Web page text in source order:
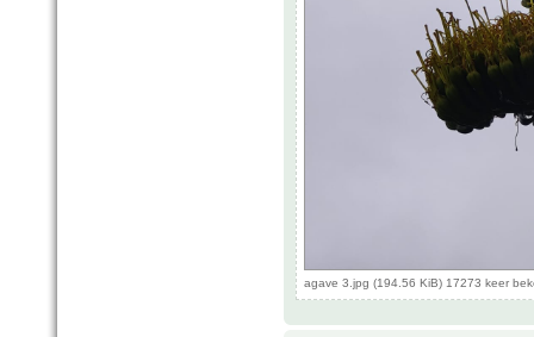
agave 3.jpg (194.56 KiB) 17273 keer